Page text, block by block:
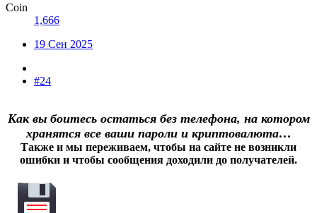
Coin
1,666
19 Сен 2025
#24
Как вы боитесь остаться без телефона, на котором
хранятся все ваши пароли и криптовалюта…
Также и мы переживаем, чтобы на сайте не возникли
ошибки и чтобы сообщения доходили до получателей.